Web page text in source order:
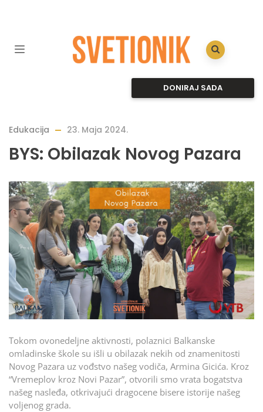
DONIRAJ SADA
Edukacija 23. Maja 2024.
BYS: Obilazak Novog Pazara
Tokom ovonedeljne aktivnosti, polaznici Balkanske
omladinske škole su išli u obilazak nekih od znamenitosti
Novog Pazara uz vođstvo našeg vodiča, Armina Gicića. Kroz
“Vremeplov kroz Novi Pazar”, otvorili smo vrata bogatstva
našeg nasleđa, otkrivajući dragocene bisere istorije našeg
voljenog grada.